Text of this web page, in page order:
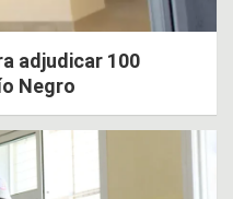
adjudicar 100
Negro